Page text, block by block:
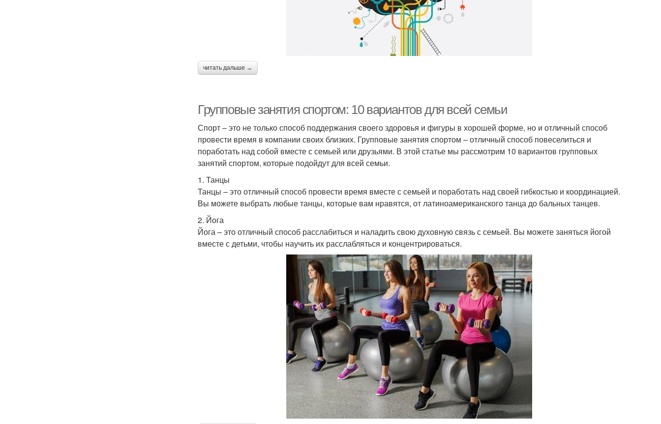
читать дальше →
Групповые занятия спортом: 10 вариантов для всей семьи
Спорт – это не только способ поддержания своего здоровья и фигуры в хорошей форме, но и отличный способ
провести время в компании своих близких. Групповые занятия спортом – отличный способ повеселиться и
поработать над собой вместе с семьей или друзьями. В этой статье мы рассмотрим 10 вариантов групповых
занятий спортом, которые подойдут для всей семьи.
1. Танцы
Танцы – это отличный способ провести время вместе с семьей и поработать над своей гибкостью и координацией.
Вы можете выбрать любые танцы, которые вам нравятся, от латиноамериканского танца до бальных танцев.
2. Йога
Йога – это отличный способ расслабиться и наладить свою духовную связь с семьей. Вы можете заняться йогой
вместе с детьми, чтобы научить их расслабляться и концентрироваться.